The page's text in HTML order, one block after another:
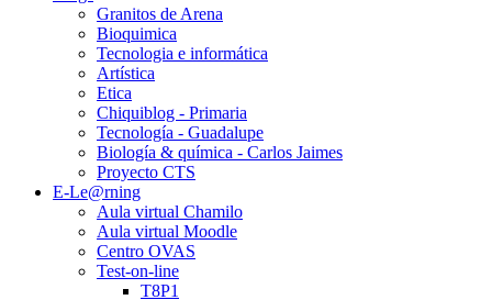
Granitos de Arena
Bioquimica
Tecnologia e informática
Artística
Etica
Chiquiblog - Primaria
Tecnología - Guadalupe
Biología & química - Carlos Jaimes
Proyecto CTS
E-Le@rning
Aula virtual Chamilo
Aula virtual Moodle
Centro OVAS
Test-on-line
T8P1